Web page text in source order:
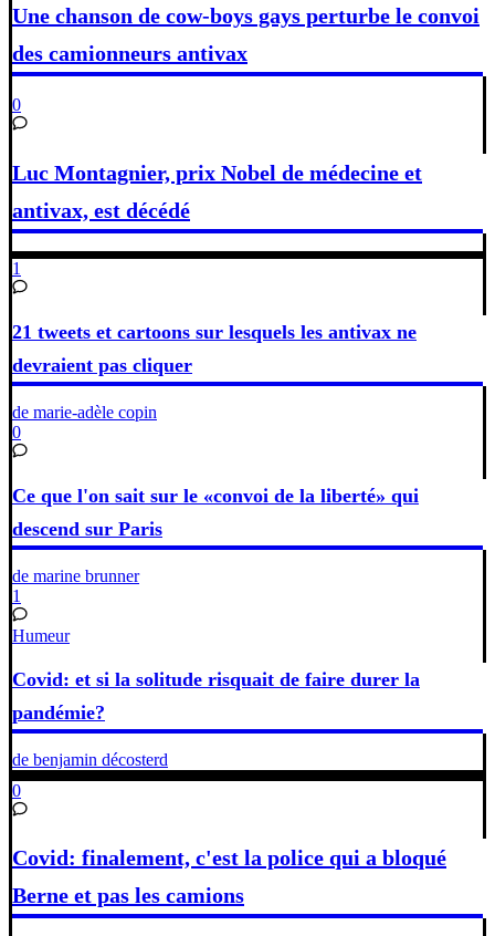
Une chanson de cow-boys gays perturbe le convoi
des camionneurs antivax
0
Luc Montagnier, prix Nobel de médecine et
antivax, est décédé
1
21 tweets et cartoons sur lesquels les antivax ne
devraient pas cliquer
de marie-adèle copin
0
Ce que l'on sait sur le «convoi de la liberté» qui
descend sur Paris
de marine brunner
1
Humeur
Covid: et si la solitude risquait de faire durer la
pandémie?
de benjamin décosterd
0
Covid: finalement, c'est la police qui a bloqué
Berne et pas les camions